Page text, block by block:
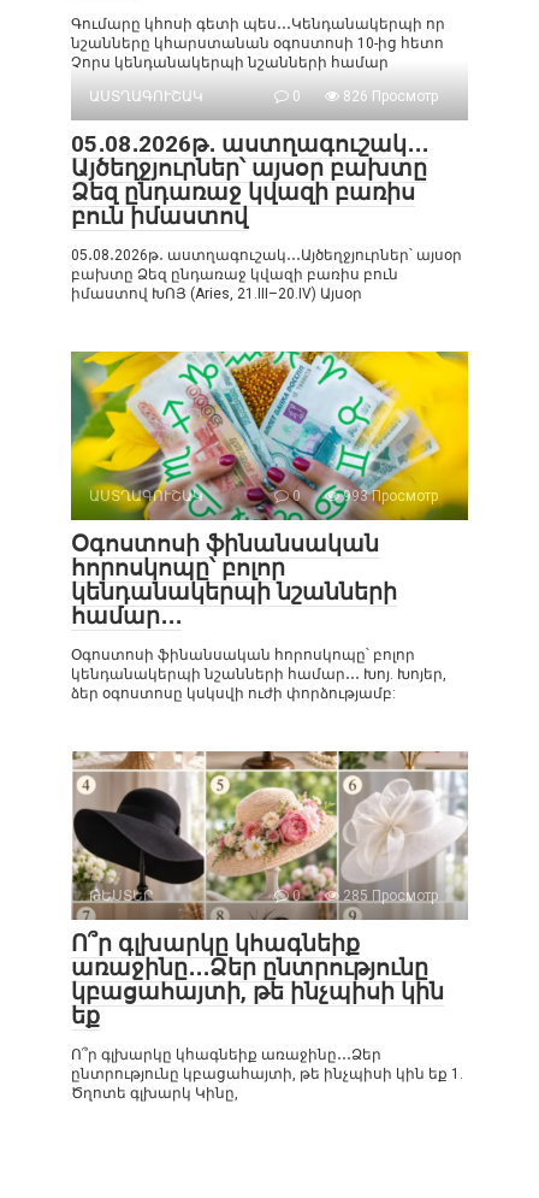
Գումարը կհոսի գետի պես․․․Կենդանակերպի որ
նշանները կհարստանան օգոստոսի 10-ից հետո
Չորս կենդանակերպի նշանների համար
ԱՍՏՂԱԳՈՒՇԱԿ
0 826 Просмотр
05․08․2026թ․ աստղագուշակ․․․
Այծեղջյուրներ՝ այսօր բախտը
Ձեզ ընդառաջ կվազի բառիս
բուն իմաստով
05․08․2026թ․ աստղագուշակ․․․Այծեղջյուրներ՝ այսօր
բախտը Ձեզ ընդառաջ կվազի բառիս բուն
իմաստով ԽՈՅ (Aries, 21.III–20.IV) Այսօր
ԱՍՏՂԱԳՈՒՇԱԿ 0 993 Просмотр
Օգոստոսի ֆինանսական
հորոսկոպը՝ բոլոր
կենդանակերպի նշանների
համար․․․
Օգոստոսի ֆինանսական հորոսկոպը՝ բոլոր
կենդանակերպի նշանների համար․․․ Խոյ. Խոյեր,
ձեր օգոստոսը կսկսվի ուժի փորձությամբ:
ԹԵՍՏԵՐ 0 285 Просмотр
Ո՞ր գլխարկը կհագնեիք
առաջինը․․․Ձեր ընտրությունը
կբացահայտի, թե ինչպիսի կին
եք
Ո՞ր գլխարկը կհագնեիք առաջինը․․․Ձեր
ընտրությունը կբացահայտի, թե ինչպիսի կին եք 1.
Ծղոտե գլխարկ Կինը,